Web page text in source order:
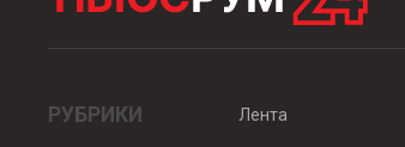
РУБРИКИ
Лента